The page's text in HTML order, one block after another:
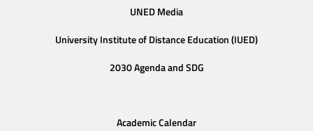
UNED Media
University Institute of Distance Education (IUED)
2030 Agenda and SDG
Academic Calendar